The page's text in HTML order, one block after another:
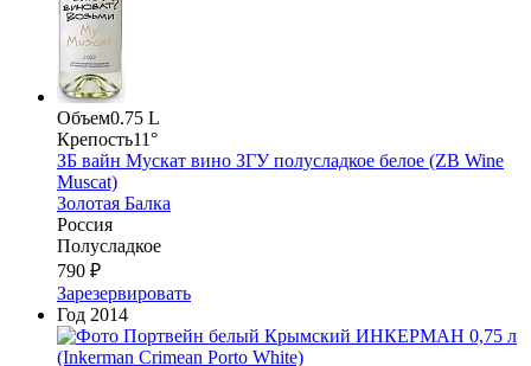
Объем0.75 L
Крепость11°
ЗБ вайн Мускат вино ЗГУ полусладкое белое (ZB Wine
Muscat)
Золотая Балка
Россия
Полусладкое
790 ₽
Зарезервировать
Год 2014